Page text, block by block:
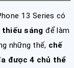
13 Series có
sáng để làm
những thế, chế
được 4 chủ thể